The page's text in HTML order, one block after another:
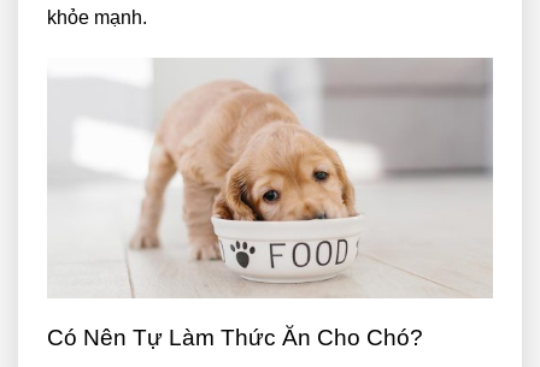
khỏe mạnh.
Có Nên Tự Làm Thức Ăn Cho Chó?